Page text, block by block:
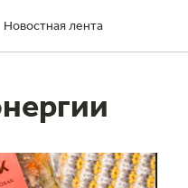
Новостная лента